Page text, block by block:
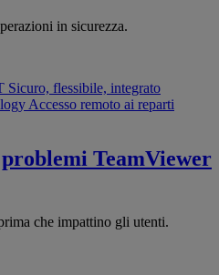
in sicurezza.
Sicuro, flessibile, integrato
Accesso remoto ai reparti
TeamViewer
che impattino gli utenti.